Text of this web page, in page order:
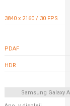
3840 x 2160 / 30 FPS
PDAF
HDR
Samsung Galaxy